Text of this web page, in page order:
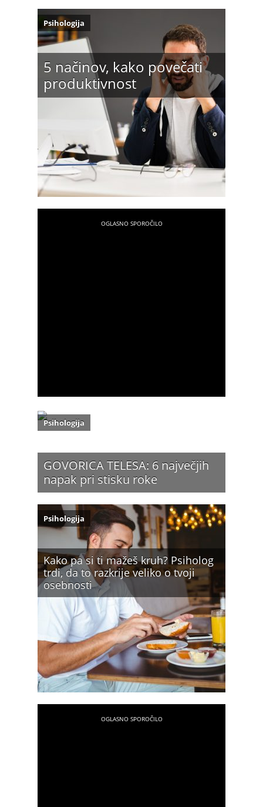
5 načinov, kako povečati
produktivnost
Psihologija
GOVORICA TELESA: 6 največjih
napak pri stisku roke
Psihologija
Kako pa si ti mažeš kruh? Psiholog
trdi, da to razkrije veliko o tvoji
osebnosti
Psihologija